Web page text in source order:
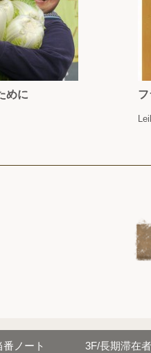
めに
番ノート 3F/長期滞在